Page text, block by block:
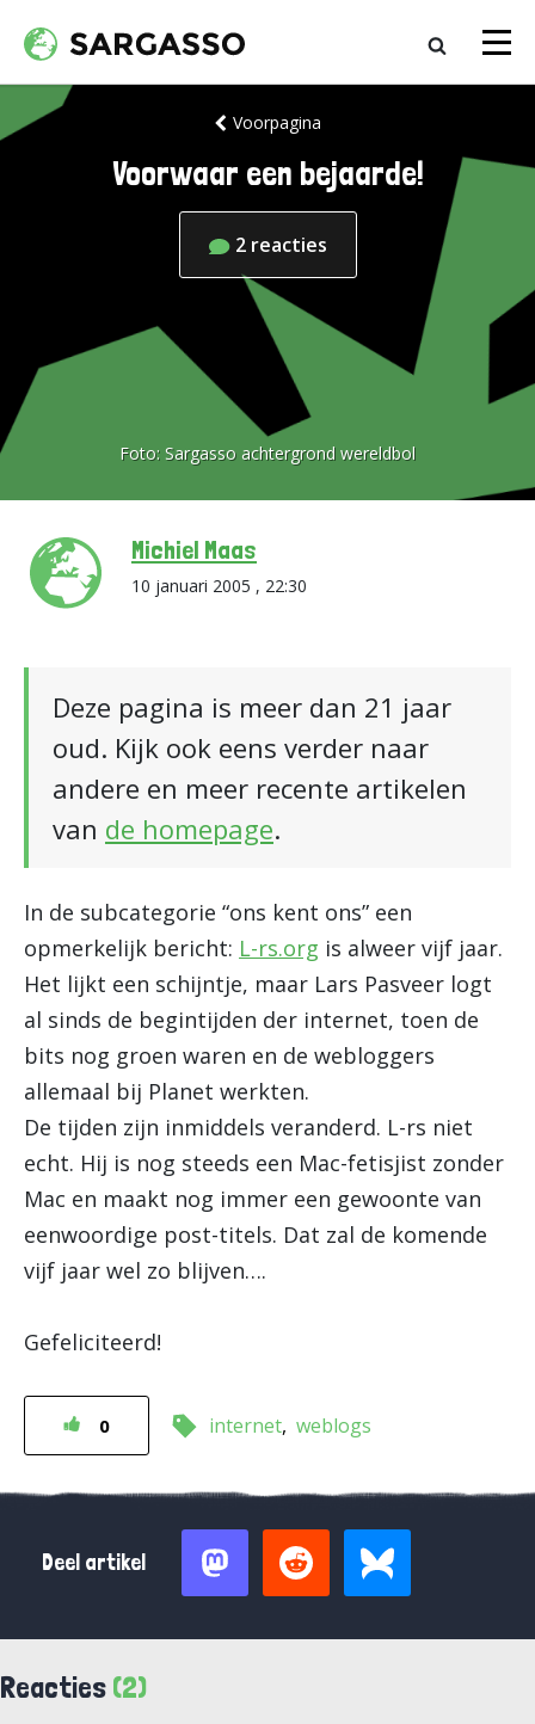
Voorpagina
Voorwaar een bejaarde!
2 reacties
Foto: Sargasso achtergrond wereldbol
Michiel Maas
10 januari 2005 , 22:30
Deze pagina is meer dan 21 jaar
oud. Kijk ook eens verder naar
andere en meer recente artikelen
van de homepage.
In de subcategorie “ons kent ons” een
opmerkelijk bericht: L-rs.org is alweer vijf jaar.
Het lijkt een schijntje, maar Lars Pasveer logt
al sinds de begintijden der internet, toen de
bits nog groen waren en de webloggers
allemaal bij Planet werkten.
De tijden zijn inmiddels veranderd. L-rs niet
echt. Hij is nog steeds een Mac-fetisjist zonder
Mac en maakt nog immer een gewoonte van
eenwoordige post-titels. Dat zal de komende
vijf jaar wel zo blijven….
Gefeliciteerd!
0 internet weblogs
Deel artikel
Reacties (2)